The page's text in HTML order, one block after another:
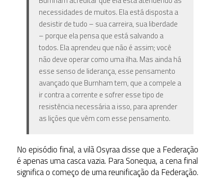
necessidades de muitos. Ela está disposta a
desistir de tudo – sua carreira, sua liberdade
– porque ela pensa que está salvando a
todos. Ela aprendeu que não é assim; você
não deve operar como uma ilha. Mas ainda há
esse senso de liderança, esse pensamento
avançado que Burnham tem, que a compele a
ir contra a corrente e sofrer esse tipo de
resistência necessária a isso, para aprender
as lições que vêm com esse pensamento.
No episódio final, a vilã Osyraa disse que a Federação
é apenas uma casca vazia. Para Sonequa, a cena final
significa o começo de uma reunificação da Federação.